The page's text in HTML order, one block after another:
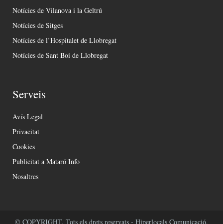
Notícies de Vilanova i la Geltrú
Notícies de Sitges
Notícies de l’Hospitalet de Llobregat
Notícies de Sant Boi de Llobregat
Serveis
Avís Legal
Privacitat
Cookies
Publicitat a Mataró Info
Nosaltres
© COPYRIGHT. Tots els drets reservats - Hiperlocals Comunicació.